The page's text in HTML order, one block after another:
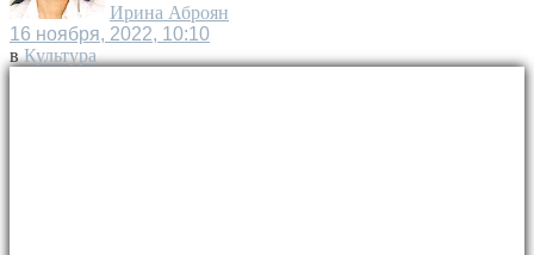
Ирина Аброян
16 ноября, 2022, 10:10
в Культура